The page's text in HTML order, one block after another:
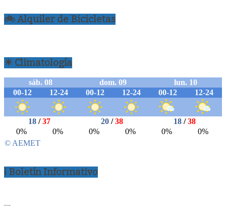
🚲 Alquiler de Bicicletas
☀ Climatología
ℹ Boletín Informativo